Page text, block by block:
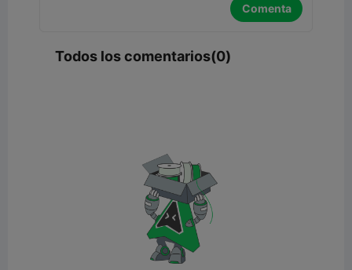
Comenta
Todos los comentarios(0)